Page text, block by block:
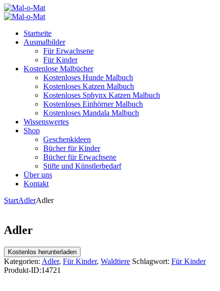
Startseite
Ausmalbilder
Für Erwachsene
Für Kinder
Kostenlose Malbücher
Kostenloses Hunde Malbuch
Kostenloses Katzen Malbuch
Kostenloses Sphynx Katzen Malbuch
Kostenloses Einhörner Malbuch
Kostenloses Mandala Malbuch
Wissenswertes
Shop
Geschenkideen
Bücher für Kinder
Bücher für Erwachsene
Stifte und Künstlerbedarf
Über uns
Kontakt
StartAdlerAdler
Adler
Kostenlos herunterladen
Kategorien: Adler, Für Kinder, Waldtiere Schlagwort: Für Kinder
Produkt-ID:14721